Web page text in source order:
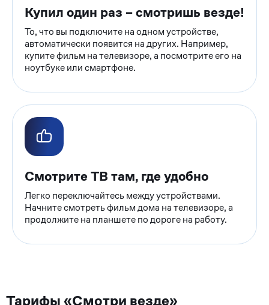
Купил один раз – смотришь везде!
То, что вы подключите на одном устройстве,
автоматически появится на других. Например,
купите фильм на телевизоре, а посмотрите его на
ноутбуке или смартфоне.
Смотрите ТВ там, где удобно
Легко переключайтесь между устройствами.
Начните смотреть фильм дома на телевизоре, а
продолжите на планшете по дороге на работу.
Тарифы «Смотри везде»